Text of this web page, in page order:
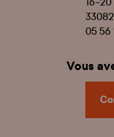
16-20
05 56
Vous